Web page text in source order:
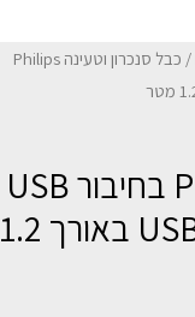
/ כבל סנכרון וטעינה Philips
כבל סנכרון וטעינה Philips בחיבור USB
Type-C לחיבור USB Type-C באורך 1.2